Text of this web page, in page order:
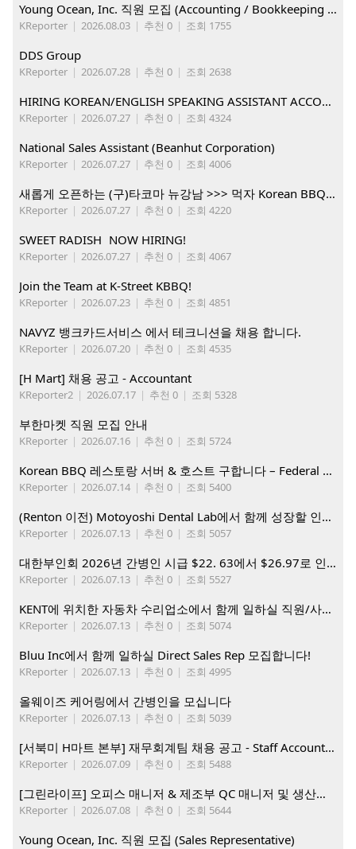
Young Ocean, Inc. 직원 모집 (Accounting / Bookkeeping 분야)
KReporter | 2026.08.03 | 추천 0 | 조회 1755
DDS Group
KReporter | 2026.07.28 | 추천 0 | 조회 2638
HIRING KOREAN/ENGLISH SPEAKING ASSISTANT ACCOUNT MANAGER
KReporter | 2026.07.27 | 추천 0 | 조회 4324
National Sales Assistant (Beanhut Corporation)
KReporter | 2026.07.27 | 추천 0 | 조회 4006
새롭게 오픈하는 (구)타코마 뉴강남 >>> 먹자 Korean BBQ 구인중
KReporter | 2026.07.27 | 추천 0 | 조회 4220
SWEET RADISH NOW HIRING!
KReporter | 2026.07.27 | 추천 0 | 조회 4067
Join the Team at K-Street KBBQ!
KReporter | 2026.07.23 | 추천 0 | 조회 4851
NAVYZ 뱅크카드서비스 에서 테크니션을 채용 합니다.
KReporter | 2026.07.20 | 추천 0 | 조회 4535
[H Mart] 채용 공고 - Accountant
KReporter2 | 2026.07.17 | 추천 0 | 조회 5328
부한마켓 직원 모집 안내
KReporter | 2026.07.16 | 추천 0 | 조회 5724
Korean BBQ 레스토랑 서버 & 호스트 구합니다 – Federal Way & Tacoma $45-$60/hr (server), $21-23/hr (Host)
KReporter | 2026.07.14 | 추천 0 | 조회 5400
(Renton 이전) Motoyoshi Dental Lab에서 함께 성장할 인재를 모십니다.
KReporter | 2026.07.13 | 추천 0 | 조회 5057
대한부인회 2026년 간병인 시급 $22. 63에서 $26.97로 인상. 지금 간병인들을 모집합니다
KReporter | 2026.07.13 | 추천 0 | 조회 5527
KENT에 위치한 자동차 수리업소에서 함께 일하실 직원/사무직원 구합니다.
KReporter | 2026.07.13 | 추천 0 | 조회 5074
Bluu Inc에서 함께 일하실 Direct Sales Rep 모집합니다!
KReporter | 2026.07.13 | 추천 0 | 조회 4995
올웨이즈 케어링에서 간병인을 모십니다
KReporter | 2026.07.13 | 추천 0 | 조회 5039
[서북미 H마트 본부] 재무회계팀 채용 공고 - Staff Accountant
KReporter | 2026.07.09 | 추천 0 | 조회 5488
[그린라이프] 오피스 매니저 & 제조부 QC 매니저 및 생산직, 웨어하우스 직원 모집
KReporter | 2026.07.08 | 추천 0 | 조회 5644
Young Ocean, Inc. 직원 모집 (Sales Representative)